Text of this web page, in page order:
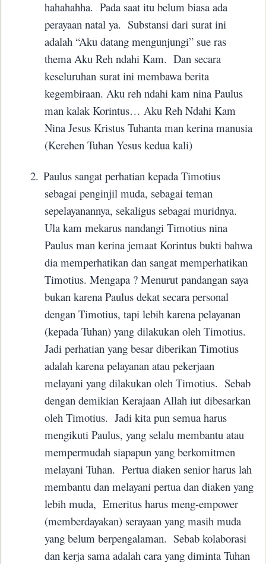
hahahahha. Pada saat itu belum biasa ada
perayaan natal ya. Substansi dari surat ini
adalah “Aku datang mengunjungi” sue ras
thema Aku Reh ndahi Kam. Dan secara
keseluruhan surat ini membawa berita
kegembiraan. Aku reh ndahi kam nina Paulus
man kalak Korintus… Aku Reh Ndahi Kam
Nina Jesus Kristus Tuhanta man kerina manusia
(Kerehen Tuhan Yesus kedua kali)
2. Paulus sangat perhatian kepada Timotius
sebagai penginjil muda, sebagai teman
sepelayanannya, sekaligus sebagai muridnya.
Ula kam mekarus nandangi Timotius nina
Paulus man kerina jemaat Korintus bukti bahwa
dia memperhatikan dan sangat memperhatikan
Timotius. Mengapa ? Menurut pandangan saya
bukan karena Paulus dekat secara personal
dengan Timotius, tapi lebih karena pelayanan
(kepada Tuhan) yang dilakukan oleh Timotius.
Jadi perhatian yang besar diberikan Timotius
adalah karena pelayanan atau pekerjaan
melayani yang dilakukan oleh Timotius. Sebab
dengan demikian Kerajaan Allah iut dibesarkan
oleh Timotius. Jadi kita pun semua harus
mengikuti Paulus, yang selalu membantu atau
mempermudah siapapun yang berkomitmen
melayani Tuhan. Pertua diaken senior harus lah
membantu dan melayani pertua dan diaken yang
lebih muda, Emeritus harus meng-empower
(memberdayakan) serayaan yang masih muda
yang belum berpengalaman. Sebab kolaborasi
dan kerja sama adalah cara yang diminta Tuhan